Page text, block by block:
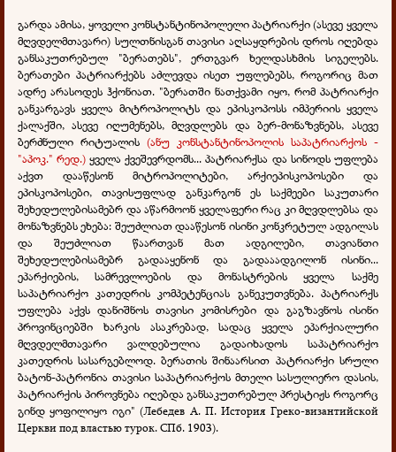
გარდა ამისა, ყოველი კონსტანტინოპოლელი პატრიარქი (ასევე ყველა
მღვდელმთავარი) სულთნისგან თავისი აღსაყდრების დროს იღებდა
განსაკუთრებულ "ბერათებს", ერთგვარ ხელდასხმის სიგელებს.
ბერათები პატრიარქებს აძლევდა ისეთ უფლებებს, როგორიც მათ
ადრე არასოდეს ჰქონიათ. "ბერათში ნათქვამი იყო, რომ პატრიარქი
განკარგავს ყველა მიტროპოლიტს და ეპისკოპოსს იმპერიის ყველა
ქალაქში, ასევე იღუმენებს, მღვდლებს და ბერ-მონაზვნებს, ასევე
ბერძნული რიტუალის (ანუ კონსტანტინოპოლის საპატრიარქოს -
"აპოკ." რედ.)ყველა ქვეშევრდომს... პატრიარქსა და სინოდს უფლება
აქვთ დააწესონ მიტროპოლიტები, არქიეპისკოპოსები და
ეპისკოპოსები, თავისუფლად განკარგონ ეს საქმეები საკუთარი
შეხედულებისამებრ და აწარმოონ ყველაფერი რაც კი მღვდლებსა და
მონაზვნებს ეხება: შეუძლიათ დააწესონ ისინი კონკრეტულ ადგილას
და შეუძლიათ წაართვან მათ ადგილები, თავიანთი
შეხედულებისამებრ გადააყენონ და გადააადგილონ ისინი...
ეპარქიების, სამრევლოების და მონასტრების ყველა საქმე
საპატრიარქო კათედრის კომპეტენციას განეკუთვნება. პატრიარქს
უფლება აქვს დანიშნოს თავისი კომისრები და გაგზავნოს ისინი
პროვინციებში ხარკის ასაკრებად, სადაც ყველა ეპარქიალური
მღვდელმთავარი ვალდებულია გადაიხადოს საპატრიარქო
კათედრის სასარგებლოდ. ბერათის შინაარსით პატრიარქი სრული
ბატონ-პატრონია თავისი საპატრიარქოს მთელი სასულიერო დასის,
პატრიარქის პიროვნება იღებდა განსაკუთრებულ პრესტიჟს როგორც
გინდ ყოფილიყო იგი" (Лебедев А. П. История Греко-византийской
Церкви под властью турок. СПб. 1903).